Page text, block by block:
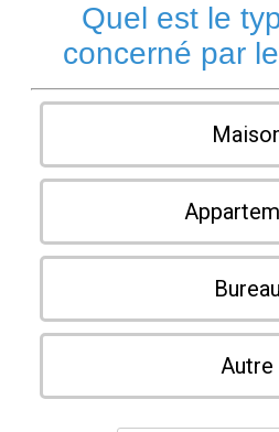
Quel est le
concerné par
Bureau
Autre